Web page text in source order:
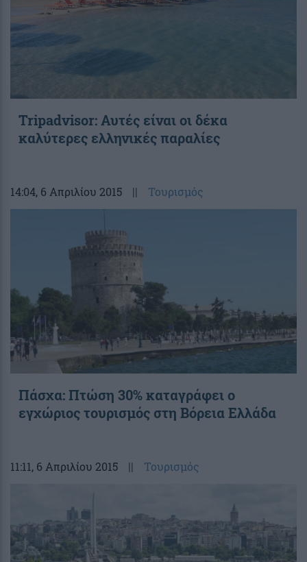
Tripadvisor: Αυτές είναι οι δέκα
καλύτερες ελληνικές παραλίες
14:04, 6 Απριλίου 2015 || Τουρισμός
Πάσχα: Πτώση 30% καταγράφει ο
εγχώριος τουρισμός στη Βόρεια Ελλάδα
11:11, 6 Απριλίου 2015 || Τουρισμός